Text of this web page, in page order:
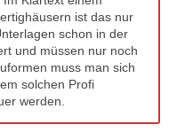
ist das nur
schon in der
und müssen nur noch
muss man sich
solchen Profi
werden.